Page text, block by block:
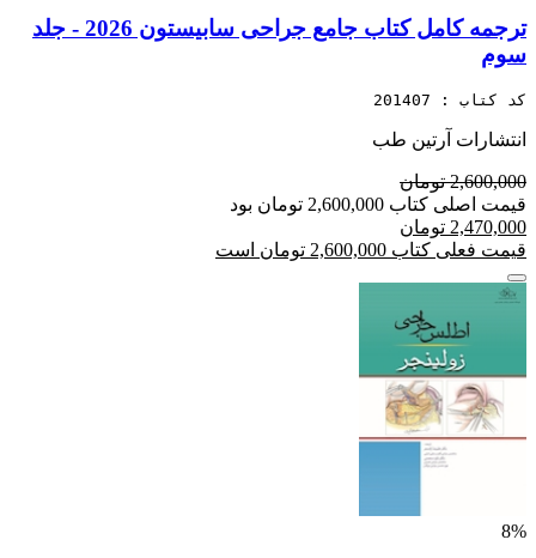
ترجمه کامل کتاب جامع جراحی سابیستون 2026 - جلد
سوم
کد کتاب : 201407
انتشارات آرتین طب
2,600,000 تومان
قیمت اصلی کتاب 2,600,000 تومان بود
2,470,000 تومان
قیمت فعلی کتاب 2,600,000 تومان است
8%